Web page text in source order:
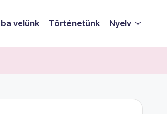
velünk Történetünk Nyelv